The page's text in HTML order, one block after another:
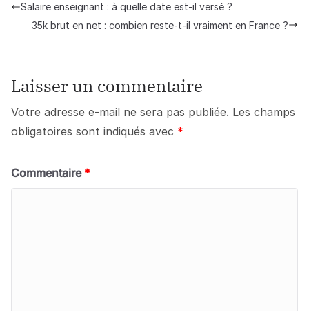
Salaire enseignant : à quelle date est-il versé ?
35k brut en net : combien reste-t-il vraiment en France ?
Laisser un commentaire
Votre adresse e-mail ne sera pas publiée. Les champs
obligatoires sont indiqués avec *
Commentaire *